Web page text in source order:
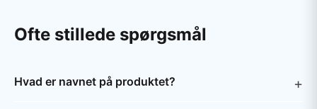
Ofte stillede spørgsmål
Hvad er navnet på produktet?